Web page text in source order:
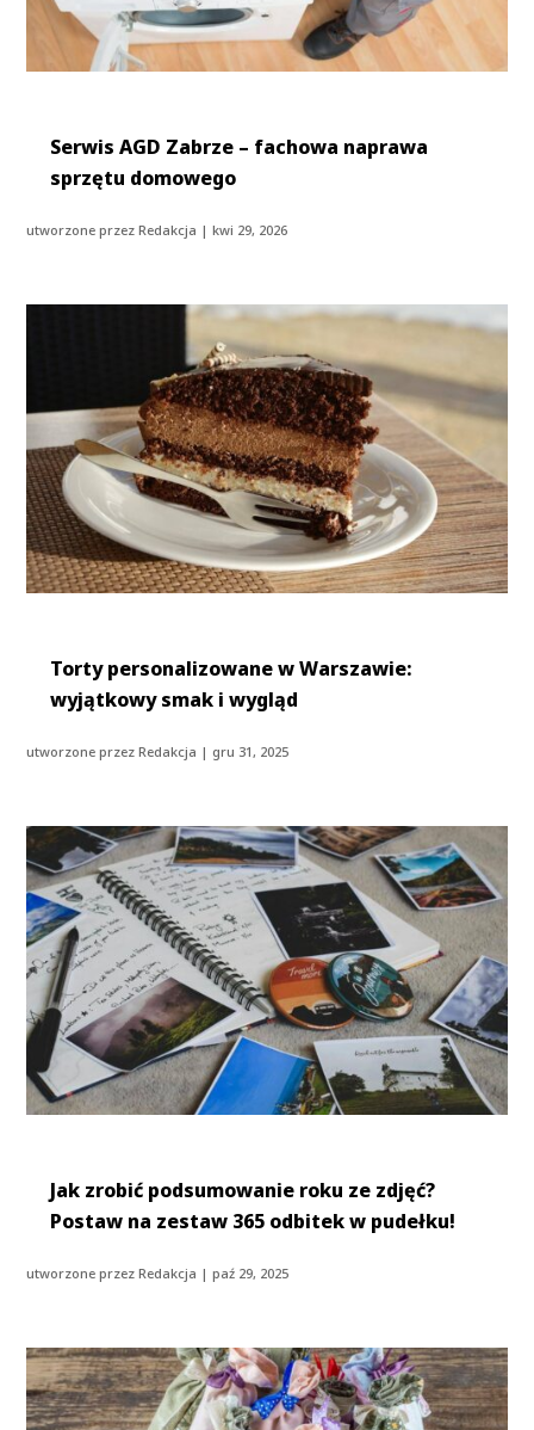
Serwis AGD Zabrze – fachowa naprawa
sprzętu domowego
utworzone przezRedakcja |kwi 29, 2026
Torty personalizowane w Warszawie:
wyjątkowy smak i wygląd
utworzone przezRedakcja | gru 31, 2025
Jak zrobić podsumowanie roku ze zdjęć?
Postaw na zestaw 365 odbitek w pudełku!
utworzone przezRedakcja |paź 29, 2025